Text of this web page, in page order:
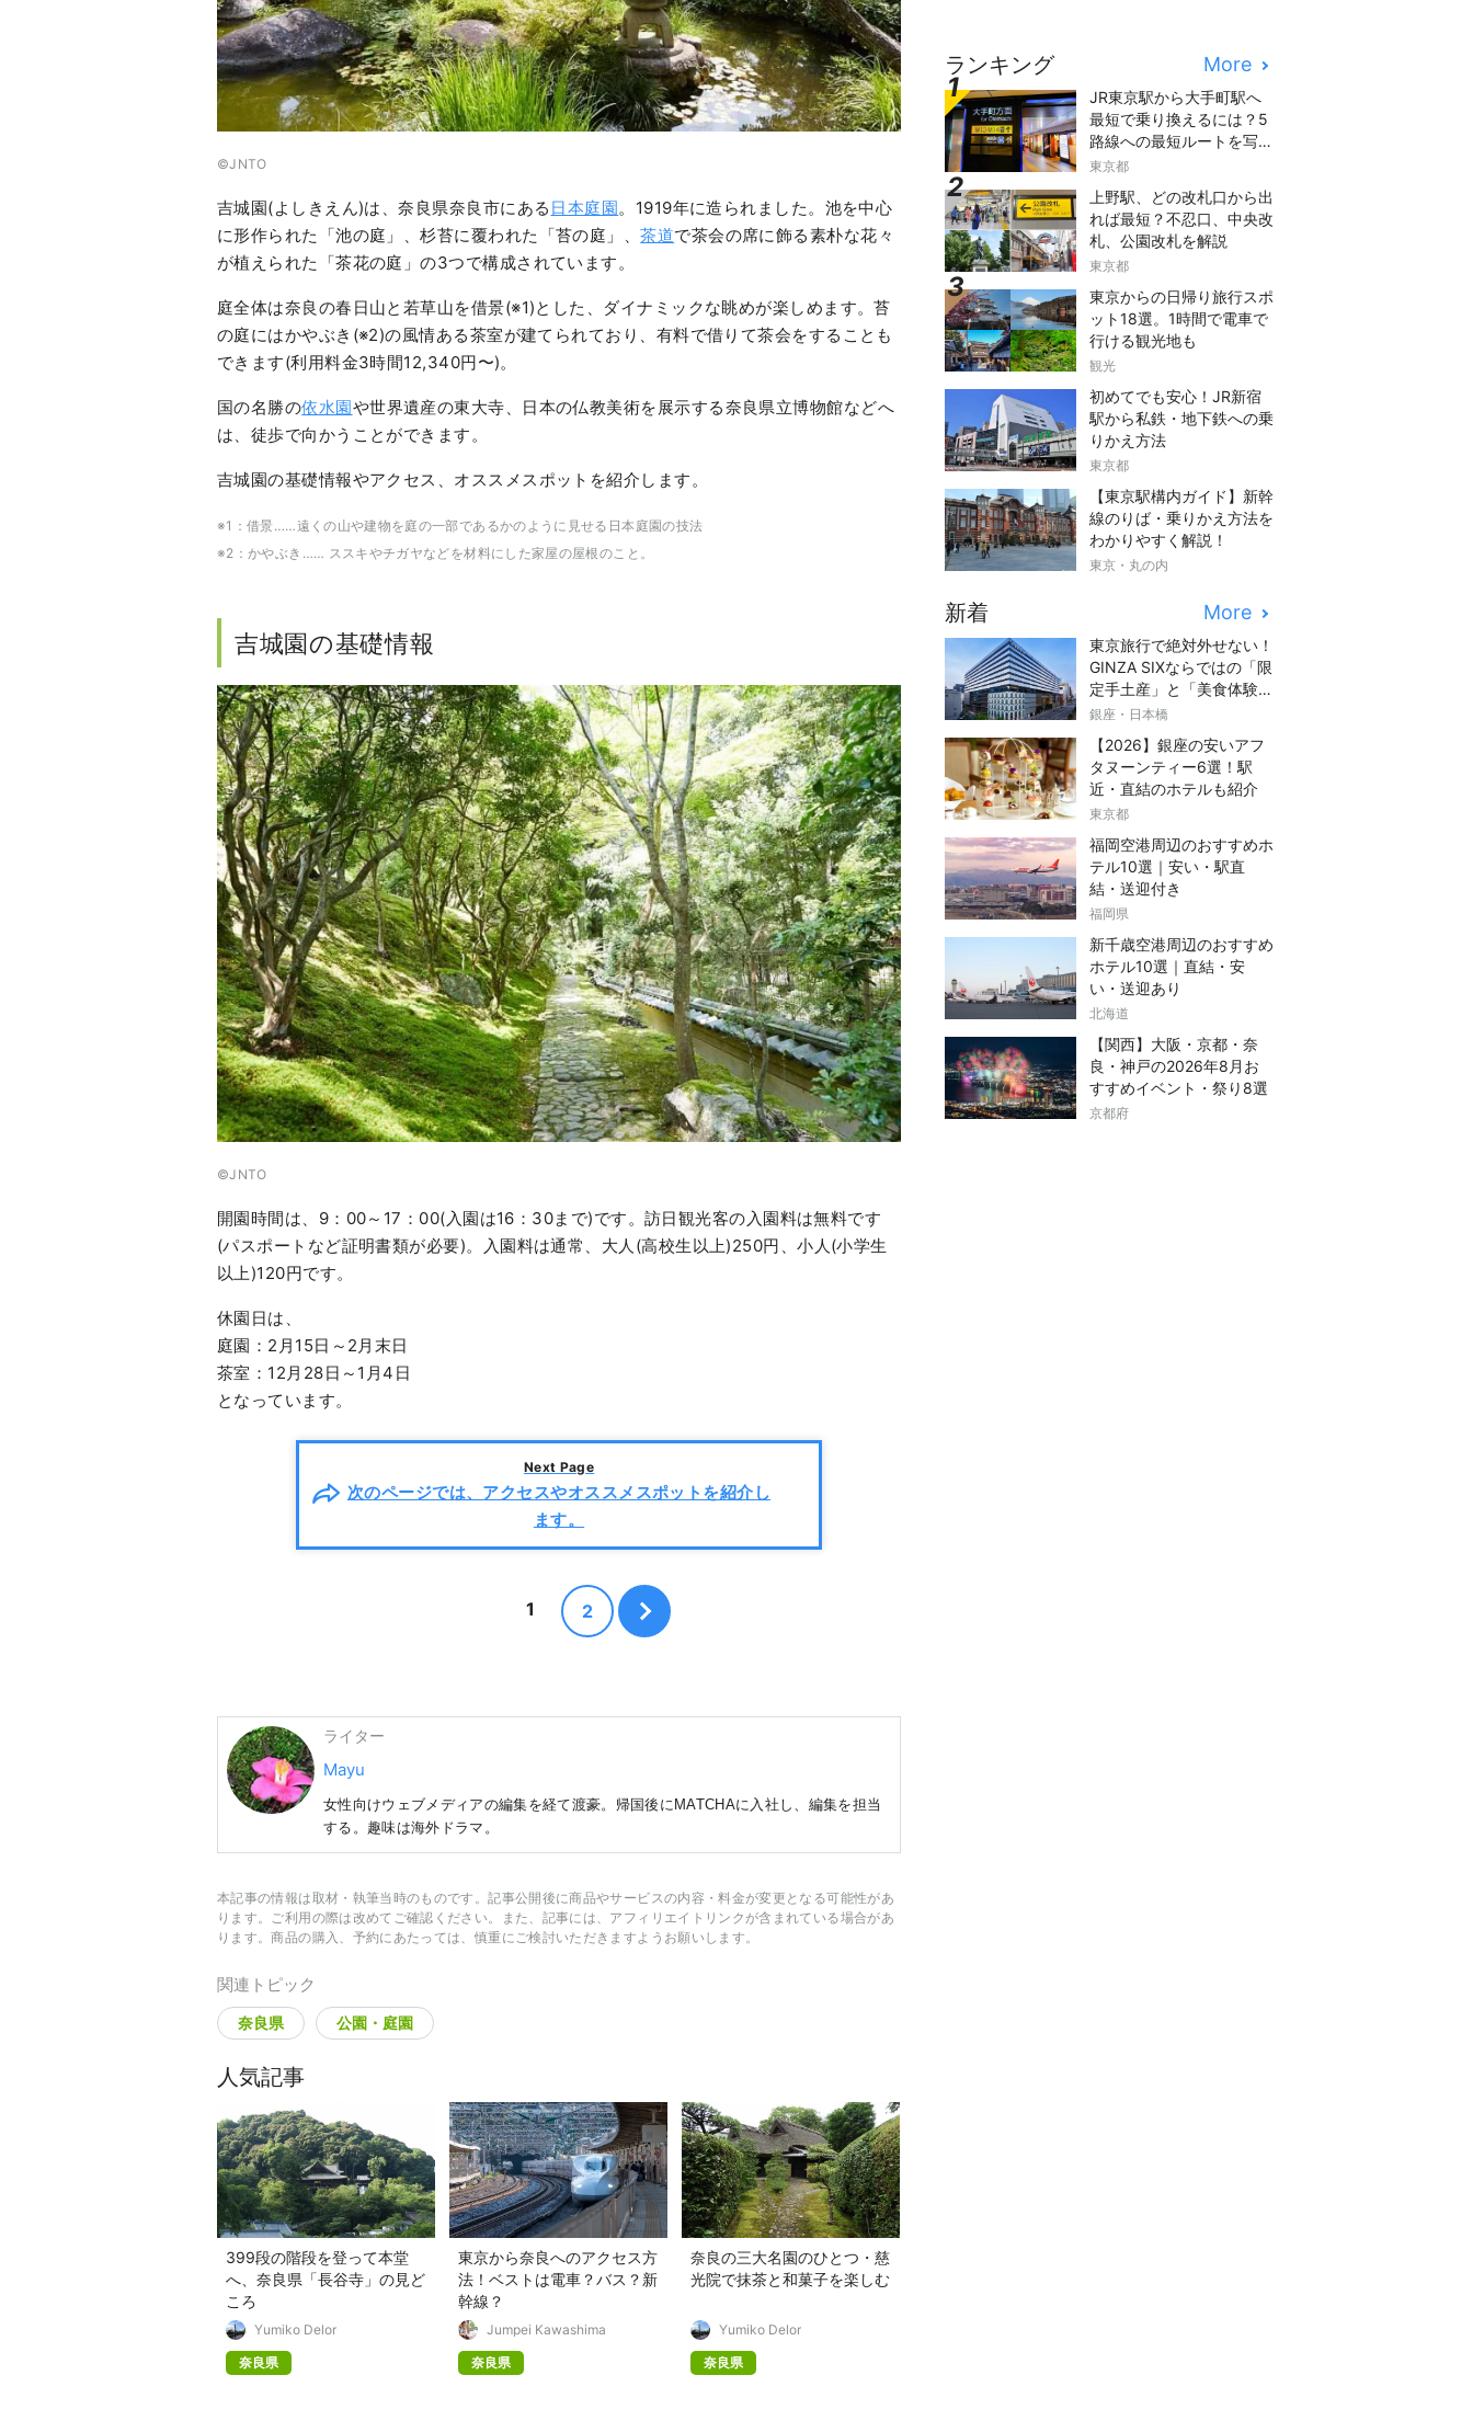
©︎JNTO
吉城園(よしきえん)は、奈良県奈良市にある 日本庭園。1919年に造られました。池を中心
に形作られた「池の庭」、杉苔に覆われた「苔の庭」、茶道で茶会の席に飾る素朴な花々
が植えられた「茶花の庭」の3つで構成されています。
庭全体は奈良の春日山と若草山を借景(※1)とした、ダイナミックな眺めが楽しめます。苔
の庭にはかやぶき(※2)の風情ある茶室が建てられており、有料で借りて茶会をすることも
できます(利用料金3時間12,340円〜)。
国の名勝の依水園や世界遺産の東大寺、日本の仏教美術を展示する奈良県立博物館などへ
は、徒歩で向かうことができます。
吉城園の基礎情報やアクセス、オススメスポットを紹介します。
※1：借景……遠くの山や建物を庭の一部であるかのように見せる日本庭園の技法
※2：かやぶき…… ススキやチガヤなどを材料にした家屋の屋根のこと。
吉城園 の基礎情報
©︎JNTO
開園時間は、9：00～17：00(入園は16：30まで)です。訪日観光客の入園料は無料です
(パスポートなど証明書類が必要)。入園料は通常、大人(高校生以上)250円、小人(小学生
以上)120円です。
休園日は、
庭園：2月15日～2月末日
茶室：12月28日～1月4日
となっています。
Next Page
次のページでは、アクセスやオススメスポットを紹介し
ます。
1 2
ライター
Mayu
女性向けウェブメディアの編集を経て渡豪。帰国後にMATCHAに入社し、編集を担当
する。趣味は海外ドラマ。
本記事の情報は取材・執筆当時のものです。記事公開後に商品やサービスの内容・料金が変更となる可能性があ
ります。ご利用の際は改めてご確認ください。また、記事には、アフィリエイトリンクが含まれている場合があ
ります。商品の購入、予約にあたっては、慎重にご検討いただきますようお願いします。
関連トピック
奈良県 公園・庭園
人気記事
399段の階段を登って本堂
へ、奈良県「長谷寺」の見ど
ころ
Yumiko Delor
奈良県
東京から奈良へのアクセス方
法！ベストは電車？バス？新
幹線？
Jumpei Kawashima
奈良県
奈良の三大名園のひとつ・慈
光院で抹茶と和菓子を楽しむ
Yumiko Delor
奈良県
ランキング More
JR東京駅から大手町駅へ
最短で乗り換えるには？5
路線への最短ルートを写真
つきでご紹介
東京都
上野駅、どの改札口から出
れば最短？不忍口、中央改
札、公園改札を解説
東京都
東京からの日帰り旅行スポ
ット18選。1時間で電車で
行ける観光地も
観光
初めてでも安心！JR新宿
駅から私鉄・地下鉄への乗
りかえ方法
東京都
【東京駅構内ガイド】新幹
線のりば・乗りかえ方法を
わかりやすく解説！
東京・丸の内
新着 More
東京旅行で絶対外せない！
GINZA SIXならではの「限
定手土産」と「美食体験」
完全ガイド
銀座・日本橋
【2026】銀座の安いアフ
タヌーンティー6選！駅
近・直結のホテルも紹介
東京都
福岡空港周辺のおすすめホ
テル10選｜安い・駅直
結・送迎付き
福岡県
新千歳空港周辺のおすすめ
ホテル10選｜直結・安
い・送迎あり
北海道
【関西】大阪・京都・奈
良・神戸の2026年8月お
すすめイベント・祭り8選
京都府